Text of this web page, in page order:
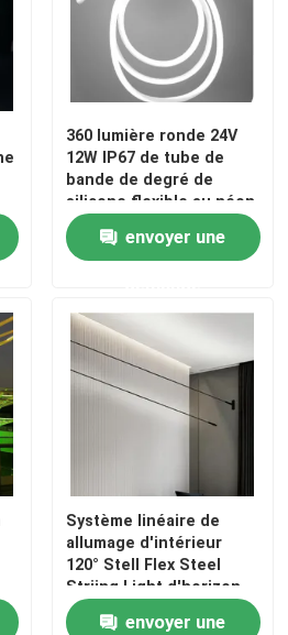
de module de LED
de LED
extérieure
360 lumière ronde 24V
12W IP67 de tube de
bande de degré de
silicone flexible au néon
de la lumière DIY LED
envoyer une
Système linéaire de
allumage d'intérieur
120° Stell Flex Steel
Striing Light d'horizon
envoyer une